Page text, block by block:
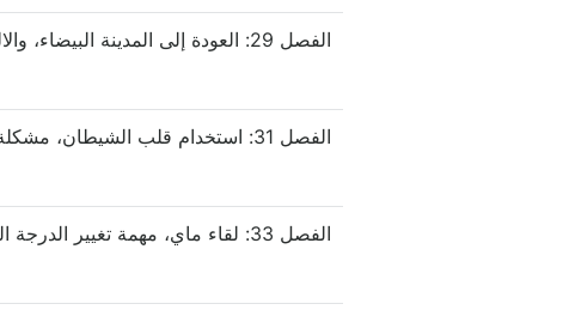
الفصل 29: العودة إلى المدينة البيضاء، والالتقاء بكايل وإيليرا
الفصل 31: استخدام قلب الشيطان، مشكلة نقابة دراغون لايت
الفصل 33: لقاء ماي، مهمة تغيير الدرجة الثانية